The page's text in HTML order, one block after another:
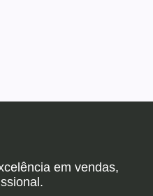
em vendas,